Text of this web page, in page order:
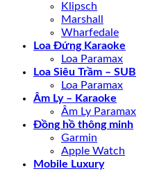
Klipsch
Marshall
Wharfedale
Loa Đứng Karaoke
Loa Paramax
Loa Siêu Trầm – SUB
Loa Paramax
Âm Ly – Karaoke
Âm Ly Paramax
Đồng hồ thông minh
Garmin
Apple Watch
Mobile Luxury